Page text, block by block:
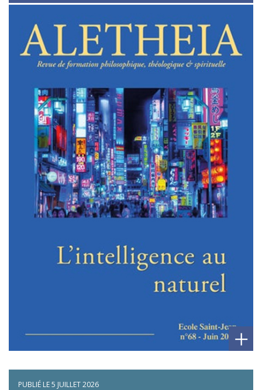
+
PUBLIÉ LE 5 JUILLET 2026